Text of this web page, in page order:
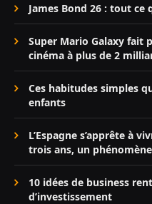
James Bond 26 : tout ce
Super Mario Galaxy fait
cinéma à plus de 2
Ces habitudes simples
enfants
L’Espagne s’apprête à
trois ans, un
10 idées de business
d’investissement